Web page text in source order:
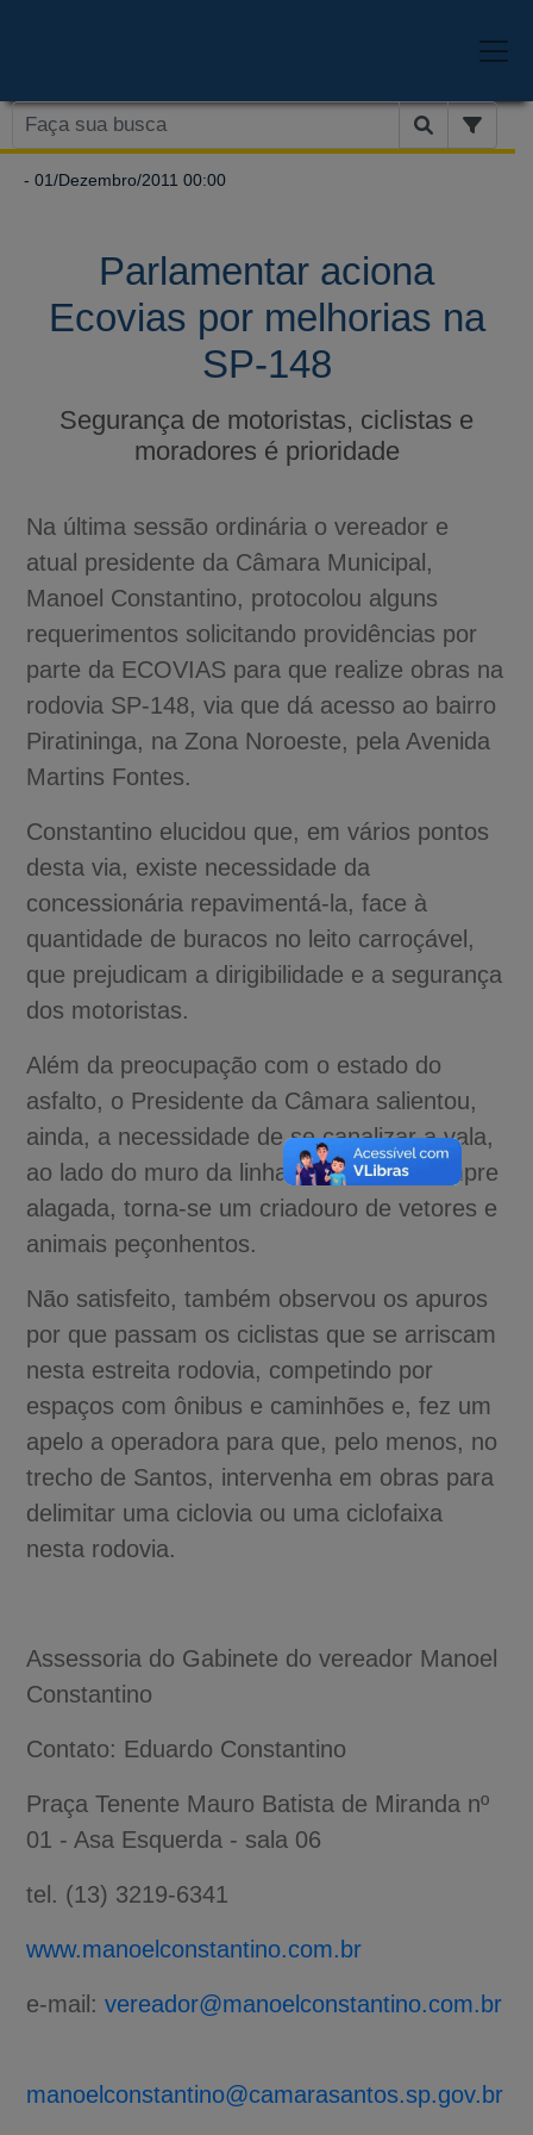
- 01/Dezembro/2011 00:00
Parlamentar aciona
Ecovias por melhorias na
SP-148
Segurança de motoristas, ciclistas e
moradores é prioridade
Na última sessão ordinária o vereador e
atual presidente da Câmara Municipal,
Manoel Constantino, protocolou alguns
requerimentos solicitando providências por
parte da ECOVIAS para que realize obras na
rodovia SP-148, via que dá acesso ao bairro
Piratininga, na Zona Noroeste, pela Avenida
Martins Fontes.
Constantino elucidou que, em vários pontos
desta via, existe necessidade da
concessionária repavimentá-la, face à
quantidade de buracos no leito carroçável,
que prejudicam a dirigibilidade e a segurança
dos motoristas.
Além da preocupação com o estado do
asfalto, o Presidente da Câmara salientou,
ainda, a necessidade de se canalizar a vala,
ao lado do muro da linha férrea que, sempre
alagada, torna-se um criadouro de vetores e
animais peçonhentos.
Não satisfeito, também observou os apuros
por que passam os ciclistas que se arriscam
nesta estreita rodovia, competindo por
espaços com ônibus e caminhões e, fez um
apelo a operadora para que, pelo menos, no
trecho de Santos, intervenha em obras para
delimitar uma ciclovia ou uma ciclofaixa
nesta rodovia.
Assessoria do Gabinete do vereador Manoel
Constantino
Contato: Eduardo Constantino
Praça Tenente Mauro Batista de Miranda nº
01 - Asa Esquerda - sala 06
tel. (13) 3219-6341
www.manoelconstantino.com.br
e-mail:vereador@manoelconstantino.com.br
manoelconstantino@camarasantos.sp.gov.br
A-
A+